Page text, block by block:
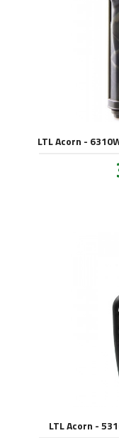
LTL Acorn -